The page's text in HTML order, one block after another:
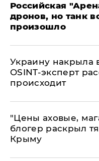
​Российская
дронов, но танк
произошло
​Украину накрыла
OSINT-эксперт
происходит
​"Цены аховые,
блогер раскрыл
Крыму